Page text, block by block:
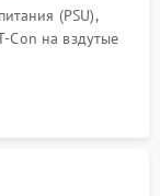
(PSU),
Con на вздутые
шлейфов.